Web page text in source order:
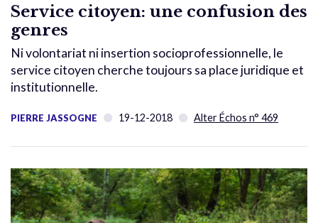
Service citoyen: une confusion des
genres
Ni volontariat ni insertion socioprofessionnelle, le
service citoyen cherche toujours sa place juridique et
institutionnelle.
PIERRE JASSOGNE 19-12-2018 Alter Échos n° 469